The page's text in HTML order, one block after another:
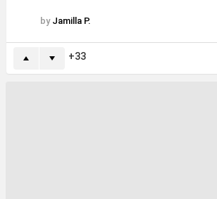
by Jamilla P.
33